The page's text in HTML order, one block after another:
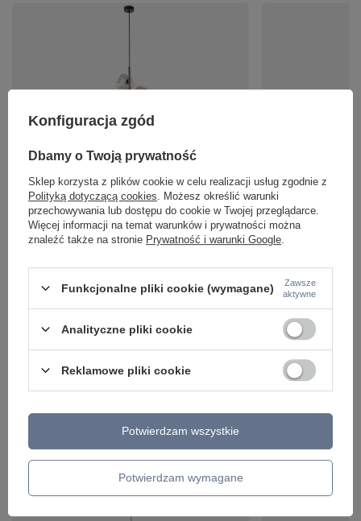
kloszami na jedym zwisie LAVA BROWN 3xG9 Tk
Lighting 11036
419,00 zł / szt.
ZOBACZ RÓWNIEŻ
Konfiguracja zgód
Dbamy o Twoją prywatność
Sklep korzysta z plików cookie w celu realizacji usług zgodnie z
Polityką dotyczącą cookies . Możesz określić warunki
przechowywania lub dostępu do cookie w Twojej przeglądarce.
Więcej informacji na temat warunków i prywatności można
znaleźć także na stronie Prywatność i warunki Google
Funkcjonalne pliki cookie (wymagane)
Zawsze
aktywne
Analityczne pliki cookie
Reklamowe pliki cookie
Potwierdzam wymagane
Potwierdzam wszystkie